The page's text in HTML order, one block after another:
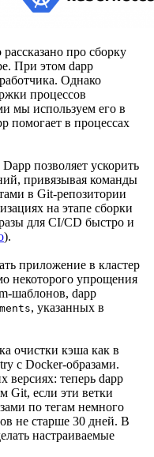
про сборку
При этом dapp
Однако
процессов
мы используем его в
помогает в процессах
позволяет ускорить
привязывая команды
в Git-репозитории
на этапе сборки
для CI/CD быстро и
).
приложение в кластер
некоторого упрощения
шаблонов, dapp
, указанных в
очистки кэша как в
с Docker-образами.
версиях: теперь dapp
Git, если эти ветки
по тегам немного
не старше 30 дней. В
настраиваемые